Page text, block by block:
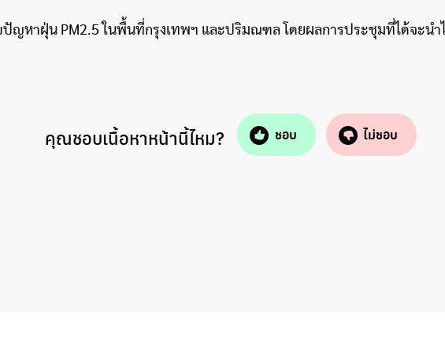
ญหาฝุ่น PM2.5 ในพื้นที่กรุงเทพฯ และปริมณฑล โดยผลการประชุมที่ได้จะนำ
คุณชอบเนื้อหาหน้านี้ไหม? ชอบ ไม่ชอบ